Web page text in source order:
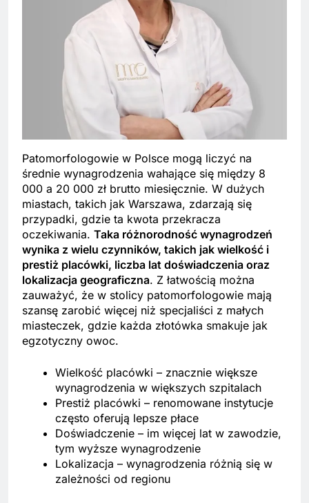
Patomorfologowie w Polsce mogą liczyć na
średnie wynagrodzenia wahające się między 8
000 a 20 000 zł brutto miesięcznie. W dużych
miastach, takich jak Warszawa, zdarzają się
przypadki, gdzie ta kwota przekracza
oczekiwania. Taka różnorodność wynagrodzeń
wynika z wielu czynników, takich jak wielkość i
prestiż placówki, liczba lat doświadczenia oraz
lokalizacja geograficzna. Z łatwością można
zauważyć, że w stolicy patomorfologowie mają
szansę zarobić więcej niż specjaliści z małych
miasteczek, gdzie każda złotówka smakuje jak
egzotyczny owoc.
Wielkość placówki – znacznie większe
wynagrodzenia w większych szpitalach
Prestiż placówki – renomowane instytucje
często oferują lepsze płace
Doświadczenie – im więcej lat w zawodzie,
tym wyższe wynagrodzenie
Lokalizacja – wynagrodzenia różnią się w
zależności od regionu